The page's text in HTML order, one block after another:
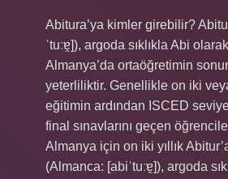
Abitura’ya kimler girebilir?
ˈtuːɐ̯]), argoda sıklıkla Abi olarak
Almanya’da ortaöğretimin
yeterliliktir. Genellikle on iki
eğitimin ardından ISCED
final sınavlarını geçen
Almanya için on iki yıllık
(Almanca: [abiˈtuːɐ̯]), argoda